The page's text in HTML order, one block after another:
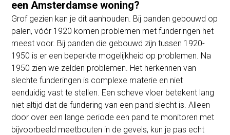
een Amsterdamse woning?
Grof gezien kan je dit aanhouden. Bij panden gebouwd op
palen, vóór 1920 komen problemen met funderingen het
meest voor. Bij panden die gebouwd zijn tussen 1920-
1950 is er een beperkte mogelijkheid op problemen. Na
1950 zien we zelden problemen. Het herkennen van
slechte funderingen is complexe materie en niet
eenduidig vast te stellen. Een scheve vloer betekent lang
niet altijd dat de fundering van een pand slecht is. Alleen
door over een lange periode een pand te monitoren met
bijvoorbeeld meetbouten in de gevels, kun je pas echt